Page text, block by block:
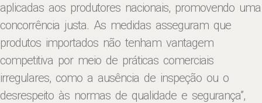
aplicadas aos produtores nacionais, promovendo uma
concorrência justa. As medidas asseguram que
produtos importados não tenham vantagem
competitiva por meio de práticas comerciais
irregulares, como a ausência de inspeção ou o
desrespeito às normas de qualidade e segurança”,